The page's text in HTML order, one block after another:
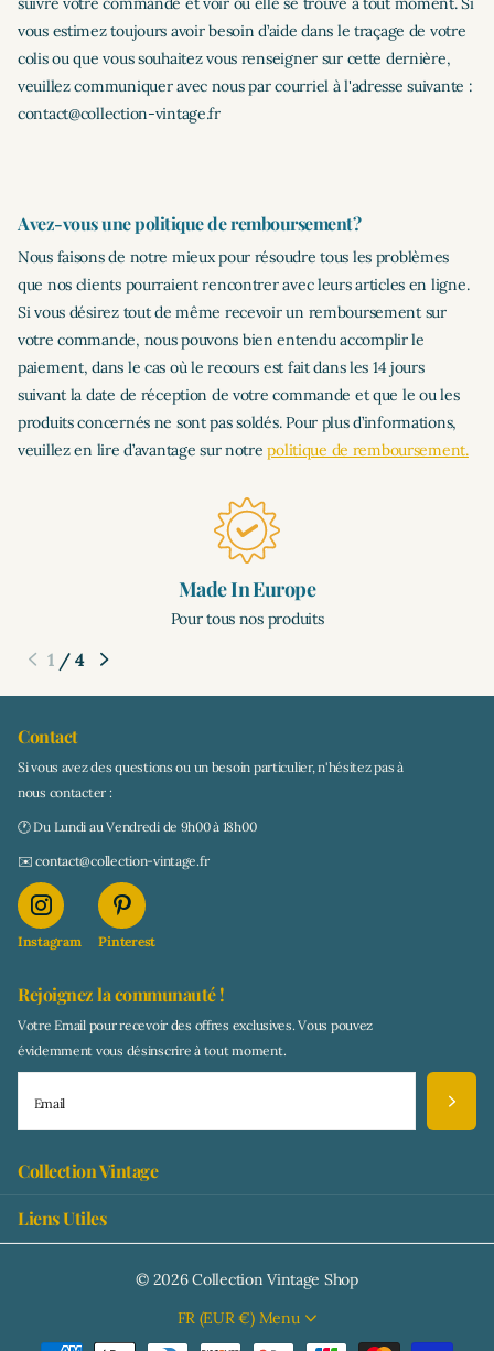
vous estimez toujours avoir besoin d’aide dans le traçage de votre
colis ou que vous souhaitez vous renseigner sur cette dernière,
veuillez communiquer avec nous par courriel à l'adresse suivante :
contact@collection-vintage.fr
Avez-vous une politique de remboursement?
Nous faisons de notre mieux pour résoudre tous les problèmes
que nos clients pourraient rencontrer avec leurs articles en ligne.
Si vous désirez tout de même recevoir un remboursement sur
votre commande, nous pouvons bien entendu accomplir le
paiement, dans le cas où le recours est fait dans les 14 jours
suivant la date de réception de votre commande et que le ou les
produits concernés ne sont pas soldés. Pour plus d’informations,
veuillez en lire d’avantage sur notrepolitique de remboursement.
Made In Europe
Pour tous nos produits
1 / 4
Rejoignez la communauté !
Votre Email pour recevoir des offres exclusives. Vous pouvez
évidemment vous désinscrire à tout moment.
Collection Vintage
Liens Utiles
Contact
Si vous avez des questions ou un besoin particulier, n'hésitez pas à
nous contacter :
🕐 Du Lundi au Vendredi de 9h00 à 18h00
✉️ contact@collection-vintage.fr
Instagram Pinterest
© 2026Collection Vintage Shop
FR (EUR €) Menu